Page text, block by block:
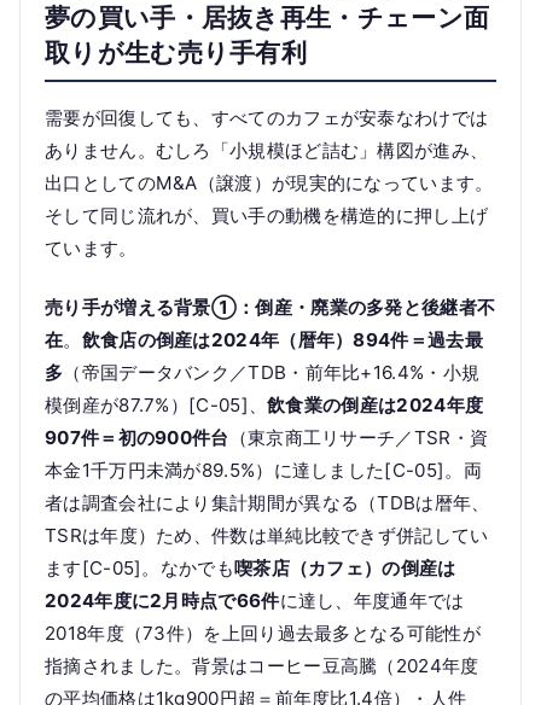
夢の買い手・居抜き再生・チェーン面
取りが生む売り手有利
需要が回復しても、すべてのカフェが安泰なわけでは
ありません。むしろ「小規模ほど詰む」構図が進み、
出口としてのM&A（譲渡）が現実的になっています。
そして同じ流れが、買い手の動機を構造的に押し上げ
ています。
売り手が増える背景①：倒産・廃業の多発と後継者不
在。 飲食店の倒産は2024年（暦年）894件＝過去最
多 （帝国データバンク／TDB・前年比+16.4%・小規
模倒産が87.7%）[C-05]、飲食業の倒産は2024年度
907件＝初の900件台 （東京商工リサーチ／TSR・資
本金1千万円未満が89.5%）に達しました[C-05]。両
者は調査会社により集計期間が異なる（TDBは暦年、
TSRは年度）ため、件数は単純比較できず併記してい
ます[C-05]。なかでも喫茶店（カフェ）の倒産は
2024年度に2月時点で66件に達し、年度通年では
2018年度（73件）を上回り過去最多となる可能性が
指摘されました。背景はコーヒー豆高騰（2024年度
の平均価格は1kg900円超＝前年度比1.4倍）・人件